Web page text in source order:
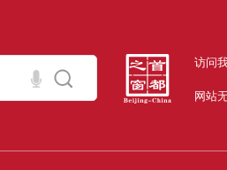
访问
网站